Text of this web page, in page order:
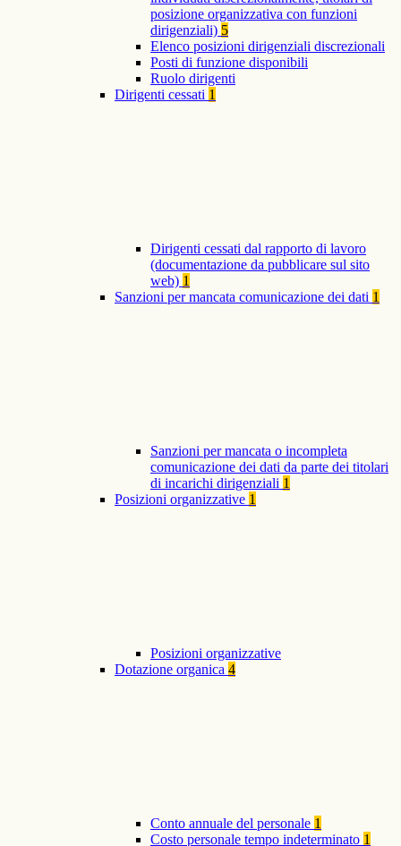
posizione organizzativa con funzioni
dirigenziali) 5
Elenco posizioni dirigenziali discrezionali
Posti di funzione disponibili
Ruolo dirigenti
Dirigenti cessati 1
Dirigenti cessati dal rapporto di lavoro
(documentazione da pubblicare sul sito
web) 1
Sanzioni per mancata comunicazione dei dati 1
Sanzioni per mancata o incompleta
comunicazione dei dati da parte dei titolari
di incarichi dirigenziali 1
Posizioni organizzative 1
Posizioni organizzative
Dotazione organica 4
Conto annuale del personale 1
Costo personale tempo indeterminato 1